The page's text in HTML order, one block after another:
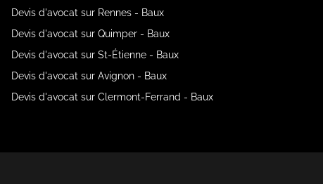
Devis d'avocat sur Rennes - Baux
Devis d'avocat sur Quimper - Baux
Devis d'avocat sur St-Étienne - Baux
Devis d'avocat sur Avignon - Baux
Devis d'avocat sur Clermont-Ferrand - Baux